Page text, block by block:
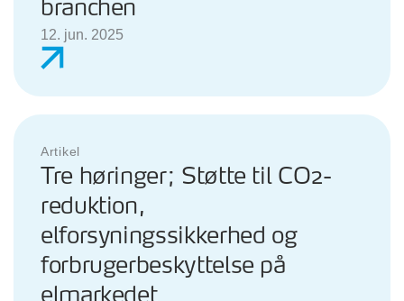
branchen
12. jun. 2025
Artikel
Tre høringer; Støtte til CO2-
reduktion,
elforsyningssikkerhed og
forbrugerbeskyttelse på